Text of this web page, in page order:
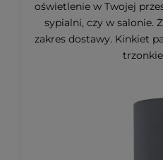
oświetlenie w Twojej
sypialni, czy w salonie.
zakres dostawy. Kinkiet